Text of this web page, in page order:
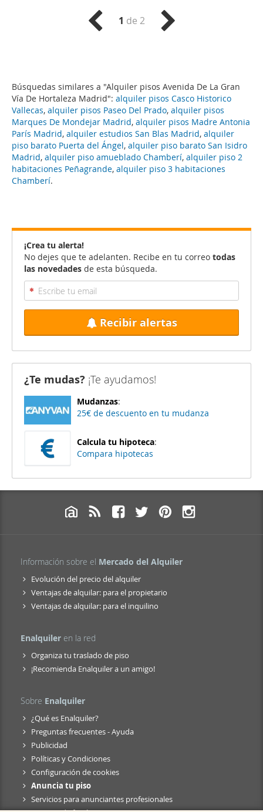
Búsquedas similares a "Alquiler pisos Avenida De La Gran
Vía De Hortaleza Madrid": alquiler pisos Casco Historico
Vallecas, alquiler pisos Paseo Del Prado, alquiler pisos
Marques De Mondejar Madrid, alquiler pisos Madre Antonia
París Madrid, alquiler estudios San Blas Madrid, alquiler
piso barato Puerta del Ángel, alquiler piso barato San Isidro
Madrid, alquiler piso amueblado Chamberí, alquiler piso 2
habitaciones Peñagrande, alquiler piso 3 habitaciones
Chamberí.
1 de 2
¡Crea tu alerta!
No dejes que te adelanten. Recibe en tu correo todas
las novedades de esta búsqueda.
Recibir alertas
¿Te mudas? ¡Te ayudamos!
Mudanzas:
25€ de descuento en tu mudanza
Calcula tu hipoteca:
Compara hipotecas
Información sobre el Mercado del Alquiler
Evolución del precio del alquiler
Ventajas de alquilar: para el propietario
Ventajas de alquilar: para el inquilino
Enalquiler en la red
Organiza tu traslado de piso
¡Recomienda Enalquiler a un amigo!
Sobre Enalquiler
¿Qué es Enalquiler?
Preguntas frecuentes - Ayuda
Publicidad
Políticas y Condiciones
Configuración de cookies
Anuncia tu piso
Servicios para anunciantes profesionales